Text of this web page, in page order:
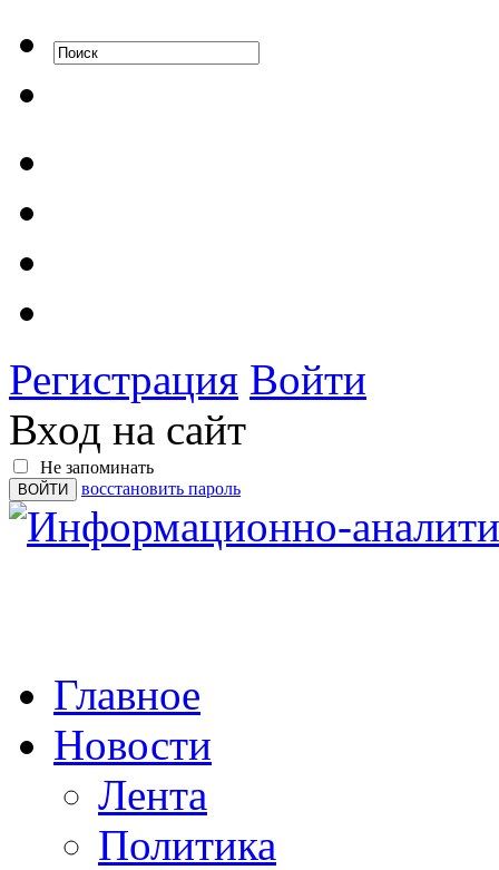
Регистрация Войти
Вход на сайт
Не запоминать
восстановить пароль
Главное
Новости
Лента
Политика